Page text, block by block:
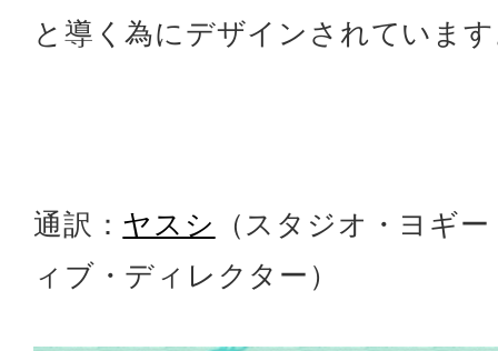
と導く為にデザインされていま
通訳： ヤスシ
（スタジオ・ヨギ
ィブ・ディレクター）